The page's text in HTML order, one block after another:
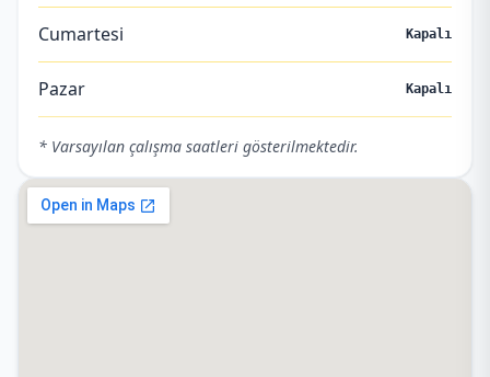
Cumartesi Kapalı
Pazar Kapalı
* Varsayılan çalışma saatleri gösterilmektedir.